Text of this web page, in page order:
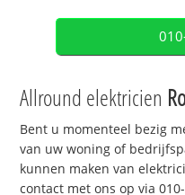
Allround elektricien
Bent u momenteel bezig
van uw woning of
kunnen maken van
contact met ons op via